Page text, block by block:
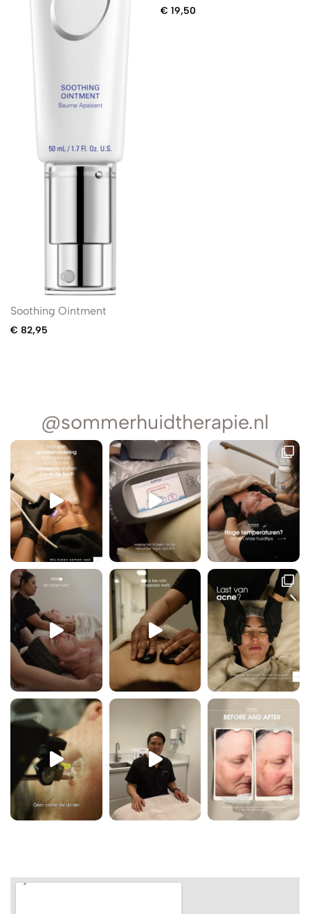
Soothing Ointment
€ 82,95
€ 19,50
@sommerhuidtherapie.nl